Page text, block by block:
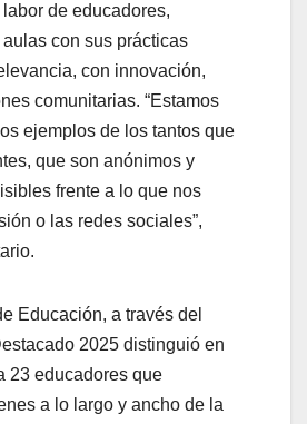
de educadores,
con sus prácticas
con innovación,
comunitarias. “Estamos
ejemplos de los tantos que
que son anónimos y
frente a lo que nos
o las redes sociales”,
Educación, a través del
2025 distinguió en
23 educadores que
a lo largo y ancho de la